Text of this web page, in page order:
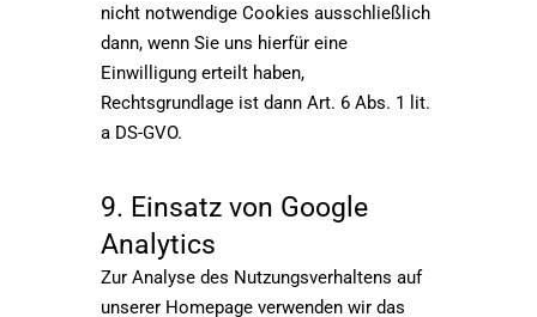
nicht notwendige Cookies ausschließlich
dann, wenn Sie uns hierfür eine
Einwilligung erteilt haben,
Rechtsgrundlage ist dann Art. 6 Abs. 1 lit.
a DS-GVO.
9. Einsatz von Google
Analytics
Zur Analyse des Nutzungsverhaltens auf
unserer Homepage verwenden wir das